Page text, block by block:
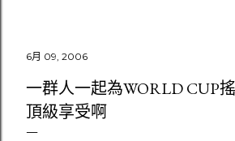
6月 09, 2006
一群人一起為WORLD CUP
頂級享受啊